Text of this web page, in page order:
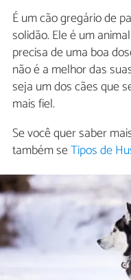
É um cão gregário de
solidão. Ele é um
precisa de uma boa
não é a melhor das
seja um dos cães que
mais fiel.
Se você quer saber
também seTipos de